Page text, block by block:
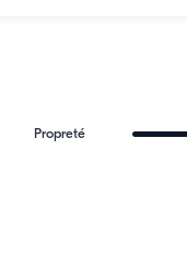
Propreté